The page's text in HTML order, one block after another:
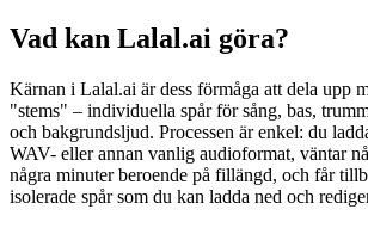
Vad kan Lalal.ai göra?
Kärnan i Lalal.ai är dess förmåga att dela upp
"stems" – individuella spår för sång, bas,
och bakgrundsljud. Processen är enkel: du
WAV- eller annan vanlig audioformat, väntar
några minuter beroende på fillängd, och får
isolerade spår som du kan ladda ned och